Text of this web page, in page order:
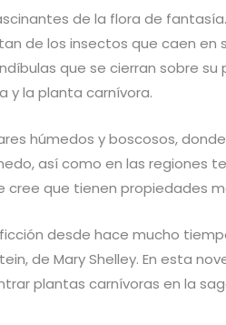
de la flora de
de los insectos que caen
que se cierran sobre
y la planta carnívora.
húmedos y boscosos,
así como en las regiones
cree que tienen propiedades
desde hace mucho
de Mary Shelley. En esta
plantas carnívoras en la